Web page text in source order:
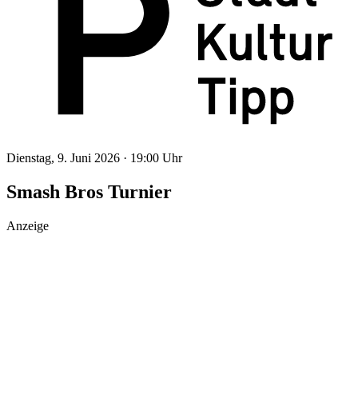
Dienstag, 9. Juni 2026 · 19:00 Uhr
Smash Bros Turnier
Anzeige